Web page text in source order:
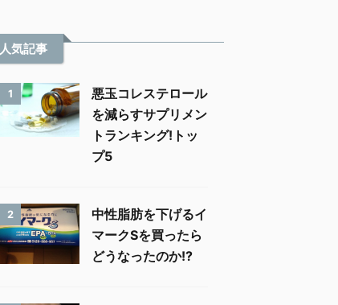
人気記事
1
悪玉コレステロール
を減らすサプリメン
トランキング!トッ
プ5
2
中性脂肪を下げるイ
マークSを買ったら
どうなったのか!?